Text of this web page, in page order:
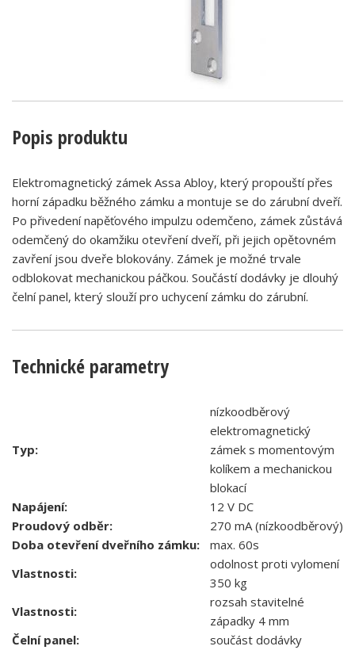
Popis produktu
Elektromagnetický zámek Assa Abloy, který propouští přes
horní západku běžného zámku a montuje se do zárubní dveří.
Po přivedení napěťového impulzu odemčeno, zámek zůstává
odemčený do okamžiku otevření dveří, při jejich opětovném
zavření jsou dveře blokovány. Zámek je možné trvale
odblokovat mechanickou páčkou. Součástí dodávky je dlouhý
čelní panel, který slouží pro uchycení zámku do zárubní.
Technické parametry
Typ:
nízkoodběrový
elektromagnetický
zámek s momentovým
kolíkem a mechanickou
blokací
Napájení:
12 V DC
Proudový odběr:
270 mA (nízkoodběrový)
Doba otevření dveřního zámku:
max. 60s
Vlastnosti:
odolnost proti vylomení
350 kg
Vlastnosti:
rozsah stavitelné
západky 4 mm
Čelní panel:
součást dodávky